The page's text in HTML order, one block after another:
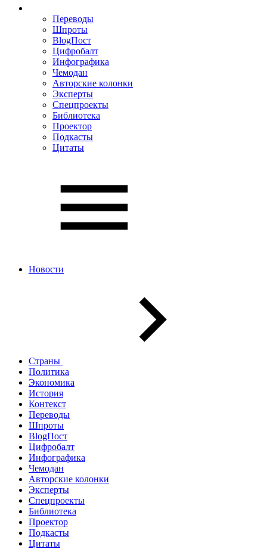
Переводы
Шпроты
BlogПост
Цифробалт
Инфографика
Чемодан
Авторские колонки
Эксперты
Спецпроекты
Библиотека
Проектор
Подкасты
Цитаты
Новости
Страны
Политика
Экономика
История
Контекст
Переводы
Шпроты
BlogПост
Цифробалт
Инфографика
Чемодан
Авторские колонки
Эксперты
Спецпроекты
Библиотека
Проектор
Подкасты
Цитаты